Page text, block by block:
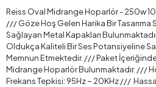
Reiss Oval Midrange Hoparlör - 250w
/// Göze Hoş Gelen Harika Bir Tasarıma
Sağlayan Metal Kapakları
Oldukça Kaliteli Bir Ses Potansiyeline
Memnun Etmektedir. /// Paket İçeriğinde
Midrange Hoparlör Bulunmaktadır. ///
Frekans Tepkisi: 95Hz ~ 20KHz ///